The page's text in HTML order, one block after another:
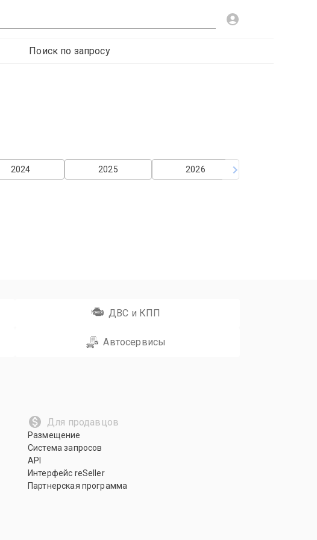
Поиск по запросу
2026
2025
2024
ДВС и КПП
Автосервисы
Для продавцов
Размещение
Система запросов
API
Интерфейс reSeller
Партнерская программа